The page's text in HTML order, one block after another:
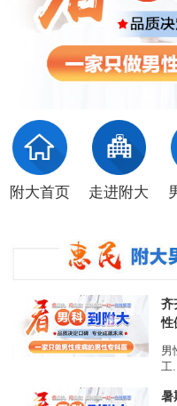
附大首页 走进附大
齐
性
男
工
暑